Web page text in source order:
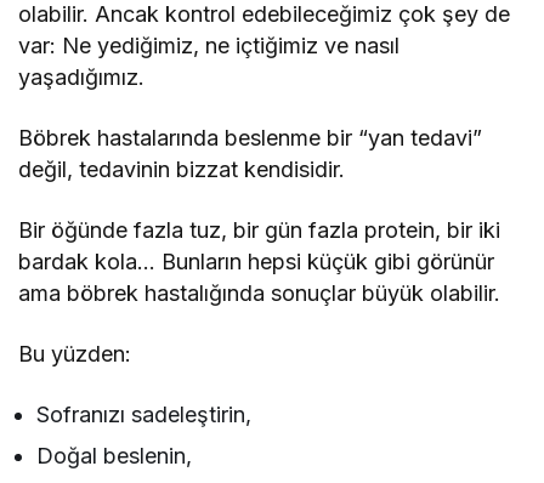
olabilir. Ancak kontrol edebileceğimiz çok şey de
var: Ne yediğimiz, ne içtiğimiz ve nasıl
yaşadığımız.
Böbrek hastalarında beslenme bir “yan tedavi”
değil, tedavinin bizzat kendisidir.
Bir öğünde fazla tuz, bir gün fazla protein, bir iki
bardak kola… Bunların hepsi küçük gibi görünür
ama böbrek hastalığında sonuçlar büyük olabilir.
Bu yüzden:
Sofranızı sadeleştirin,
Doğal beslenin,